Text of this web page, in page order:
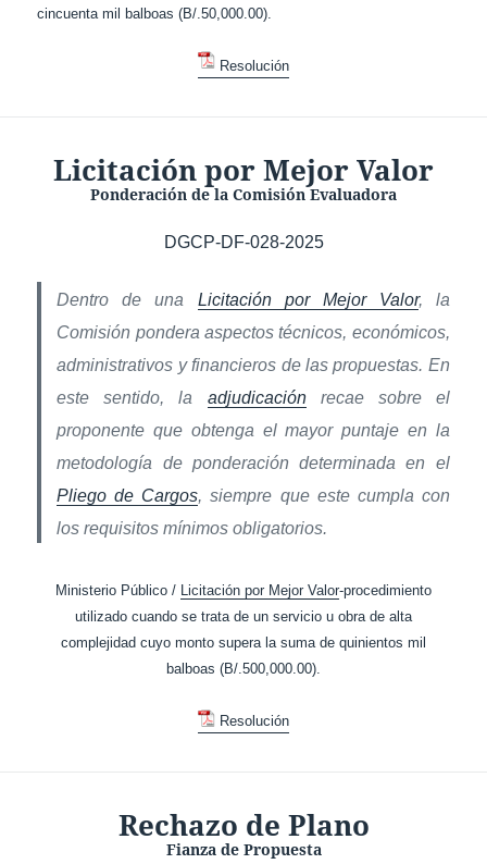
cincuenta mil balboas (B/.50,000.00).
Resolución
Licitación por Mejor Valor
Ponderación de la Comisión Evaluadora
DGCP-DF-028-2025
Dentro de una Licitación por Mejor Valor, la
Comisión pondera aspectos técnicos, económicos,
administrativos y financieros de las propuestas. En
este sentido, la adjudicaciónrecae sobre el
proponente que obtenga el mayor puntaje en la
metodología de ponderación determinada en el
Pliego de Cargos, siempre que este cumpla con
los requisitos mínimos obligatorios.
Ministerio Público / Licitación por Mejor Valor-procedimiento
utilizado cuando se trata de un servicio u obra de alta
complejidad cuyo monto supera la suma de quinientos mil
balboas (B/.500,000.00).
Resolución
Rechazo de Plano
Fianza de Propuesta